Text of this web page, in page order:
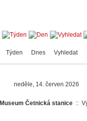
Týden Dnes
Vyhledat
neděle, 14. červen 2026
Museum Četnická stanice ::